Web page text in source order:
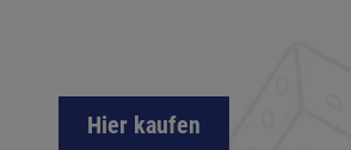
Hier kaufen